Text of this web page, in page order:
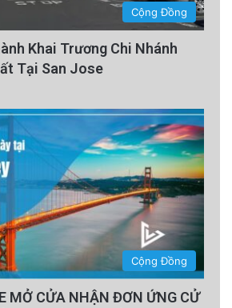
Cộng Đồng
Khai Trương Chi Nhánh
Tại San Jose
Cộng Đồng
MỞ CỬA NHẬN ĐƠN ỨNG CỬ